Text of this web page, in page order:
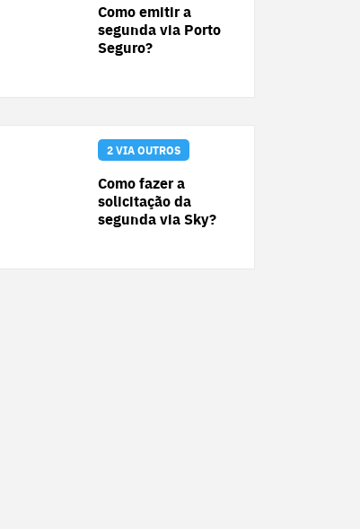
Como emitir a
segunda via Porto
Seguro?
2 VIA OUTROS
Como fazer a
solicitação da
segunda via Sky?